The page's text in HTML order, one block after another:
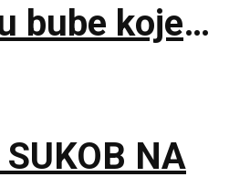
bube koje
NA